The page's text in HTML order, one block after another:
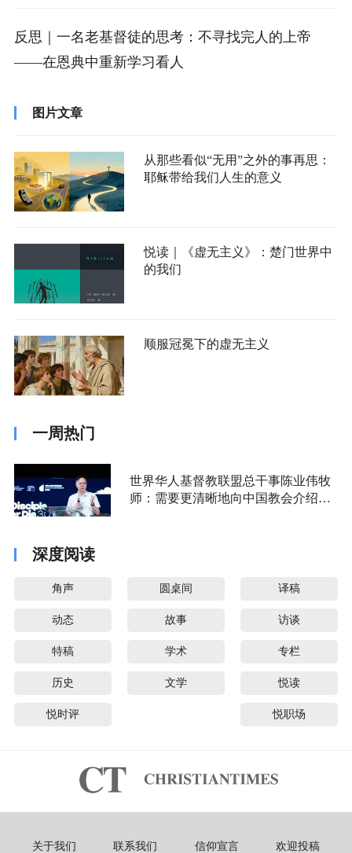
反思｜一名老基督徒的思考：不寻找完人的上帝
——在恩典中重新学习看人
图片文章
从那些看似“无用”之外的事再思：
耶稣带给我们人生的意义
悦读｜《虚无主义》：楚门世界中
的我们
顺服冠冕下的虚无主义
一周热门
世界华人基督教联盟总干事陈业伟牧
师：需要更清晰地向中国教会介绍福
深度阅读
角声 圆桌间 译稿
动态 故事 访谈
特稿 学术 专栏
历史 文学 悦读
悦时评 悦职场
关于我们 联系我们 信仰宣言 欢迎投稿